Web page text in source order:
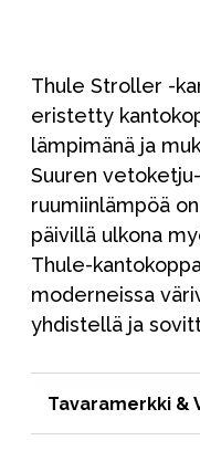
Thule Stroller -
eristetty
lämpimänä ja
Suuren
ruumiinlämpöä
päivillä ulkona
Thule-
moderneissa
yhdistellä ja
Tavaramerkki &